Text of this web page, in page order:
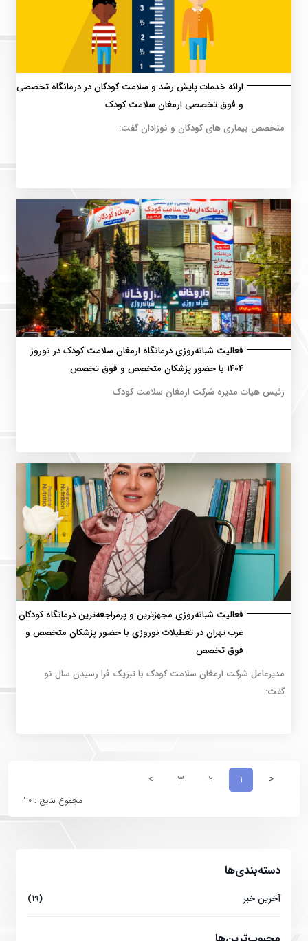
ارائه خدمات پایش رشد و سلامت کودکان در درمانگاه تخصصی
و فوق تخصصی ارمغان سلامت کودک
متخصص بیماری های کودکان و نوزادان گفت:
فعالیت شبانه‌روزی درمانگاه ارمغان سلامت کودک در نوروز
۱۴۰۴ با حضور پزشکان متخصص و فوق تخصص
رئیس هیات مدیره شرکت ارمغان سلامت کودک
فعالیت شبانه‌روزی مجهزترین و پرمراجعه‌ترین درمانگاه کودکان
غرب تهران در تعطیلات نوروزی با حضور پزشکان متخصص و
فوق تخصص
مدیرعامل شرکت ارمغان سلامت کودک با تبریک فرا رسیدن سال نو
گفت:
<
1
2
3
>
مجموع نتایج : 20
دسته‌بندی‌ها
آخرین خبر (19)